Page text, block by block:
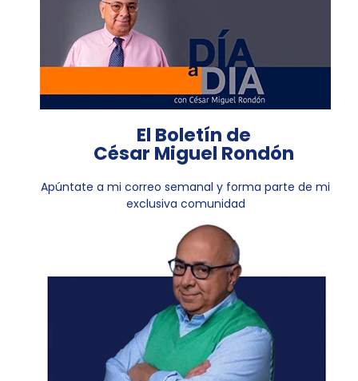
El Boletín de
César Miguel Rondón
Apúntate a mi correo semanal y forma parte de mi
exclusiva comunidad